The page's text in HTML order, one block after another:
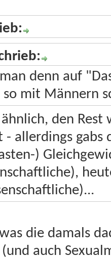
denn auf
mit Männern
den
- allerdings gabs
)
die damals
(und auch